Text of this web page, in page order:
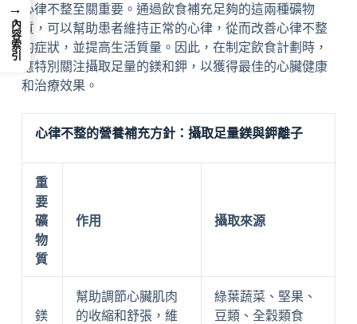
心律不整至關重要。通過飲食補充足夠的這兩種礦物
質，可以幫助患者維持正常的心律，從而改善心律不整
的症狀，並提高生活質量。因此，在制定飲食計劃時，
應特別關注攝取足量的鎂和鉀，以獲得最佳的心臟健康
和治療效果。
心律不整的營養補充方針：攝取足量鎂與鉀離子
重
要
礦
物
質
作用 攝取來源
鎂
幫助調節心臟肌肉
的收縮和舒張，維
綠葉蔬菜、堅果、
豆類、全穀類食
→
內容索引